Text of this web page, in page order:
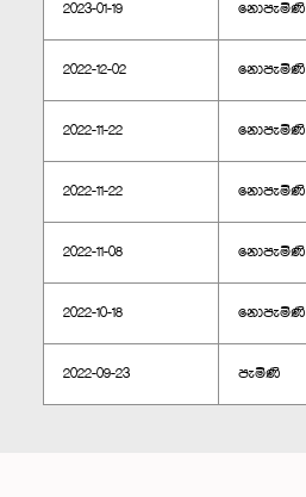
2023-01-19 නොපැමිණි
2022-12-02 නොපැමිණි
2022-11-22 නොපැමිණි
2022-11-22 නොපැමිණි
2022-11-08 නොපැමිණි
2022-10-18 නොපැමිණි
2022-09-23 පැමිණි